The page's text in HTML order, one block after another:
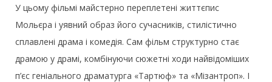
У цьому фільмі майстерно переплетені життєпис
Мольєра і уявний образ його сучасників, стилістично
сплавлені драма і комедія. Сам фільм структурно стає
драмою у драмі, комбінуючи сюжетні ходи найвідоміших
п’єс геніального драматурга «Тартюф» та «Мізантроп». І